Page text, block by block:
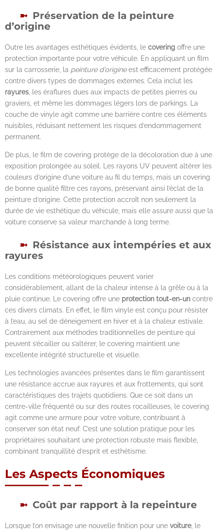
Préservation de la peinture
d’origine
Outre les avantages esthétiques évidents, le covering offre une
protection importante pour votre véhicule. En appliquant un film
sur la carrosserie, la peinture d’origineest efficacement protégée
contre divers types de dommages externes. Cela inclut les
rayures , les éraflures dues aux impacts de petites pierres ou
graviers, et même les dommages légers lors de parkings. La
couche de vinyle agit comme une barrière contre ces éléments
nuisibles, réduisant nettement les risques d’endommagement
permanent.
De plus, le film de covering protège de la décoloration due à une
exposition prolongée au soleil. Les rayons UV peuvent altérer les
couleurs d’origine d’une voiture au fil du temps, mais un covering
de bonne qualité filtre ces rayons, préservant ainsi l’éclat de la
peinture d’origine. Cette protection accroît non seulement la
durée de vie esthétique du véhicule, mais elle assure aussi que la
voiture conserve sa valeur marchande à long terme.
Résistance aux intempéries et aux
rayures
Les conditions météorologiques peuvent varier
considérablement, allant de la chaleur intense à la grêle ou à la
pluie continue. Le covering offre une protection tout-en-un contre
ces divers climats. En effet, le film vinyle est conçu pour résister
à l’eau, au sel de déneigement en hiver et à la chaleur estivale.
Contrairement aux méthodes traditionnelles de peinture qui
peuvent s’écailler ou s’altérer, le covering maintient une
excellente intégrité structurelle et visuelle.
Les technologies avancées présentes dans le film garantissent
une résistance accrue aux rayures et aux frottements, qui sont
caractéristiques des trajets quotidiens. Que ce soit dans un
centre-ville fréquenté ou sur des routes rocailleuses, le covering
agit comme une armure pour votre voiture, contribuant à
conserver son état neuf. C’est une solution pratique pour les
propriétaires souhaitant une protection robuste mais flexible,
combinant tranquillité d’esprit et esthétisme.
Les Aspects Économiques
Coût par rapport à la repeinture
Lorsque l’on envisage une nouvelle finition pour une voiture, le